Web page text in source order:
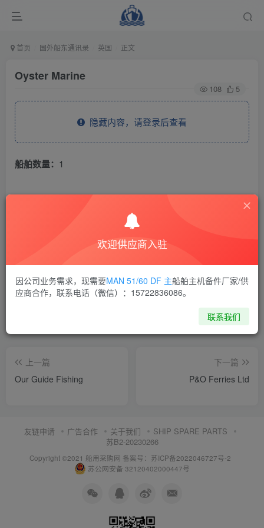
首页 国外船东通讯录 英国 正文
Oyster Marine
108 5
隐藏内容，请登录后查看
船舶数量： 1
THE END
喜欢就支持一下吧
上一篇
Our Guide Fishing
下一篇
P&O Ferries Ltd
友链申请 广告合作 关于我们
SHIP SPARE PARTS
苏B2-20230266
Copyright ©2021 船用采购网 备案号：苏ICP备2022046727号-2
苏公网安备 32120402000447号
欢迎供应商入驻
因公司业务需求，现需要MAN 51/60 DF 主船舶主机备件厂家/供
应商合作，联系电话（微信）：15722836086。
联系我们